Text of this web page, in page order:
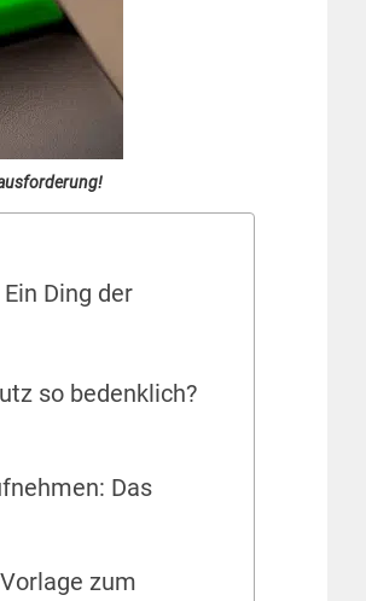
Ding der
so bedenklich?
Das
zum